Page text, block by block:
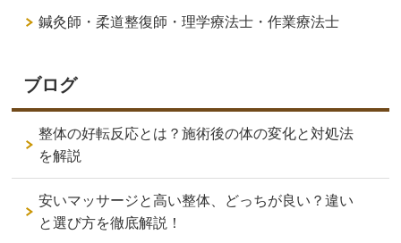
鍼灸師・柔道整復師・理学療法士・作業療法士
ブログ
整体の好転反応とは？施術後の体の変化と対処法
を解説
安いマッサージと高い整体、どっちが良い？違い
と選び方を徹底解説！